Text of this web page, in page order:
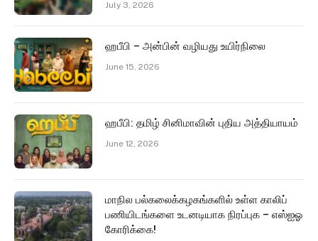
July 3, 2026
ஹபீபி – அன்பின் வழியது உயிர்நிலை
June 15, 2026
ஹபீபி: தமிழ் சினிமாவின் புதிய அத்தியாயம்
June 12, 2026
மாநில பல்கலைக்கழகங்களில் உள்ள காலிப்
பணியிடங்களை உடனடியாக நிரப்புக – எஸ்ஐஓ
கோரிக்கை!